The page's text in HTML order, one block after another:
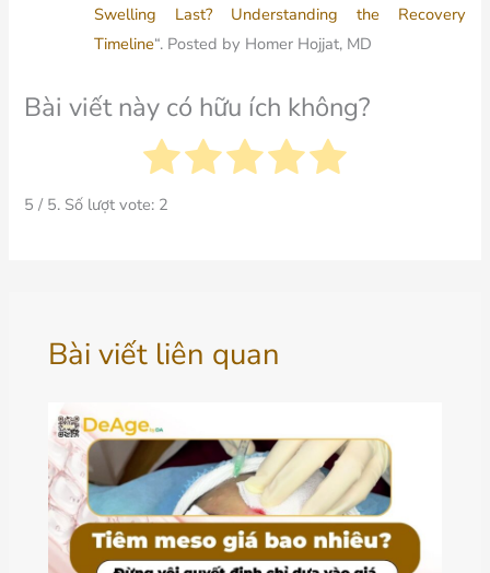
Swelling Last? Understanding the Recovery
Timeline“. Posted by Homer Hojjat, MD
Bài viết này có hữu ích không?
5 / 5. Số lượt vote: 2
Bài viết liên quan